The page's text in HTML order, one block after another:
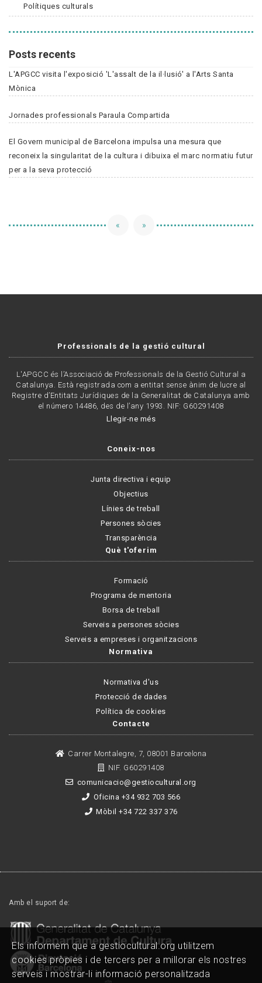
Polítiques culturals
Posts recents
L'APGCC visita l'exposició 'L'assalt de la il·lusió' a l'Arts Santa
Mònica
Jornades professionals Paraula Compartida
El Govern municipal de Barcelona impulsa una mesura que
reconeix la singularitat de la cultura i dibuixa el marc normatiu futur
per a la seva protecció
« »
Professionals de la gestió cultural
L'APGCC és l’Associació de Professionals de la Gestió Cultural a
Catalunya. Està registrada com a entitat sense ànim de lucre al
Registre d’Entitats Jurídiques de la Generalitat de Catalunya amb
el número 14486, des de l’any 1993. NIF: G60291408
Llegir-ne més
Coneix-nos
Junta directiva i equip
Objectius
Línies de treball
Persones sòcies
Transparència
Què t'oferim
Formació
Programa de mentoria
Borsa de treball
Serveis a persones sòcies
Serveis a empreses i organitzacions
Normativa
Normativa d'us
Protecció de dades
Política de cookies
Contacte
Carrer Montalegre, 7, 08001 Barcelona
NIF. G60291408
comunicacio@gestiocultural.org
Oficina +34 932 703 566
Mòbil +34 722 337 376
Amb el suport de:
Els informem que a gestiocultural.org utilitzem
cookies pròpies i de tercers per a millorar els nostres
serveis i mostrar-li informació personalitzada